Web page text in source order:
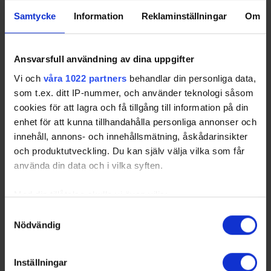
Samtycke Information Reklaminställningar Om
Ansvarsfull användning av dina uppgifter
Vi och våra 1022 partners behandlar din personliga data,
som t.ex. ditt IP-nummer, och använder teknologi såsom
cookies för att lagra och få tillgång till information på din
enhet för att kunna tillhandahålla personliga annonser och
innehåll, annons- och innehållsmätning, åskådarinsikter
och produktutveckling. Du kan själv välja vilka som får
använda din data och i vilka syften.
Med din tillåtelse skulle vi även vilja:
som kan ha en noggrannhet på upp till flera meter
Nödvändig
Inställningar